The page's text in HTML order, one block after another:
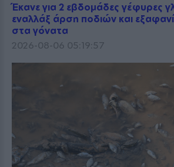
Έκανε για 2 εβδομάδες γέφυρες
εναλλάξ άρση ποδιών και
στα γόνατα
2026-08-06 05:19:57